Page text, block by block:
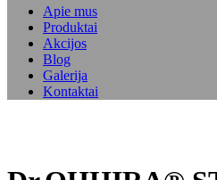
Apie mus
Produktai
Akcijos
Blog
Galerija
Kontaktai